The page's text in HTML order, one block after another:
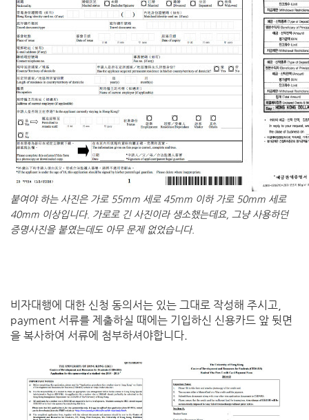
붙여야 하는 사진은 가로 55mm 세로 45mm 이하 가로 50mm 세로
40mm 이상입니다. 가로로 긴 사진이라 생소했는데요, 그냥 사용하던
증명사진을 붙였는데도 아무 문제 없었습니다.
비자대행에 대한 신청 동의서는 있는 그대로 작성해 주시고,
payment 서류를 제출하실 때에는 기입하신 신용카드 앞 뒷면
을 복사하여 서류에 첨부하셔야합니다.